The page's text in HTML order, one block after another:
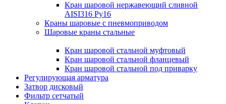
Кран шаровой нержавеющий сливной
AISI316 Ру16
Краны шаровые с пневмоприводом
Шаровые краны стальные
Кран шаровой стальной муфтовый
Кран шаровой стальной фланцевый
Кран шаровой стальной под приварку
Регулирующая арматура
Затвор дисковый
Фильтр сетчатый